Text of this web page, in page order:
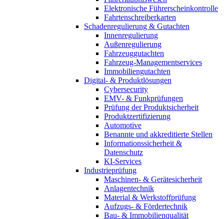
Elektronische Führerscheinkontrolle
Fahrtenschreiberkarten
Schadenregulierung & Gutachten
Innenregulierung
Außenregulierung
Fahrzeuggutachten
Fahrzeug-Managementservices
Immobiliengutachten
Digital- & Produktlösungen
Cybersecurity
EMV- & Funkprüfungen
Prüfung der Produktsicherheit
Produktzertifizierung
Automotive
Benannte und akkreditierte Stellen
Informationssicherheit &
Datenschutz
KI-Services
Industrieprüfung
Maschinen- & Gerätesicherheit
Anlagentechnik
Material & Werkstoffprüfung
Aufzugs- & Fördertechnik
Bau- & Immobilienqualität